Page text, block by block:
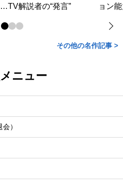
解説者の“発言”
ョン
その他の名作記事 >
ニュー
）